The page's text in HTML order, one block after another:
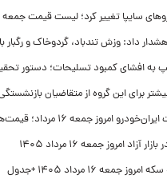
تغییر کرد؛ لیست قیمت جمعه ۱۶ مرداد منتشر شد
داد: وزش تندباد، گردوخاک و رگبار باران تا ۵
به افشای کمبود تسلیحات؛ دستور
امروز جمعه ۱۶ مرداد؛ قیمت‌ها تغییر کرد
آزاد امروز جمعه ۱۶ مرداد ۱۴۰۵
جمعه ۱۶ مرداد ۱۴۰۵ +جدول